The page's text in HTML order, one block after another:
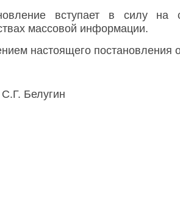
вступает в силу
массовой информации.
настоящего постановления
Белугин